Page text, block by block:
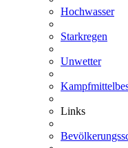
Hochwasser
Starkregen
Unwetter
Links